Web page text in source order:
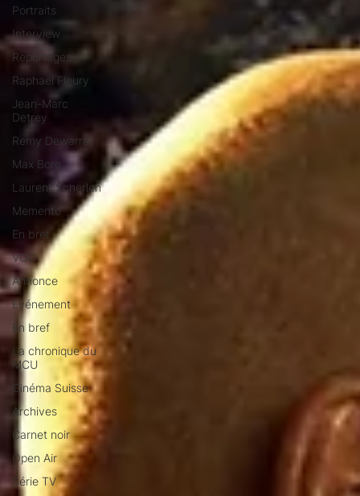
Portraits
Interview
Reportages
Raphael Fleury
Jean-Marc
Detrey
Remy Dewarrat
Max Borg
Laurent Scherlen
Memento
En bref
VOD
Annonce
Evénement
En bref
La chronique du
MCU
Cinéma Suisse
Archives
Carnet noir
Open Air
Série TV